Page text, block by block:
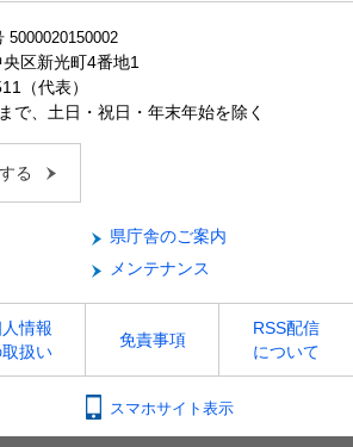
5000020150002
区新光町4番地1
（代表）
で、土日・祝日・年末年始を除く
る
県庁舎のご案内
メンテナンス
情報
扱い
免責事項
RSS配信
について
スマホサイト表示